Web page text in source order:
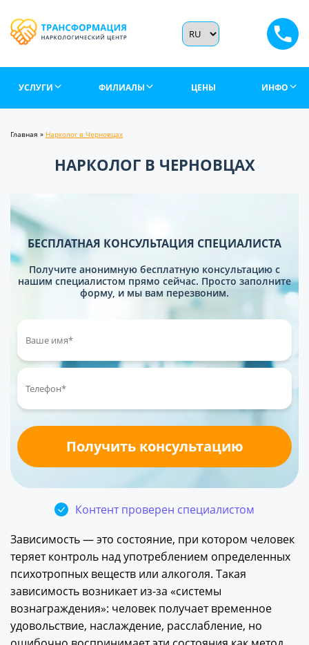
УСЛУГИ ФИЛИАЛЫ ЦЕНЫ ИНФО
Главная » Нарколог в Черновцах
НАРКОЛОГ В ЧЕРНОВЦАХ
БЕСПЛАТНАЯ КОНСУЛЬТАЦИЯ СПЕЦИАЛИСТА
Получите анонимную бесплатную консультацию с
нашим специалистом прямо сейчас. Просто заполните
форму, и мы вам перезвоним.
Контент проверен специалистом
Зависимость — это состояние, при котором человек
теряет контроль над употреблением определенных
психотропных веществ или алкоголя. Такая
зависимость возникает из-за «системы
вознаграждения»: человек получает временное
удовольствие, наслаждение, расслабление, но